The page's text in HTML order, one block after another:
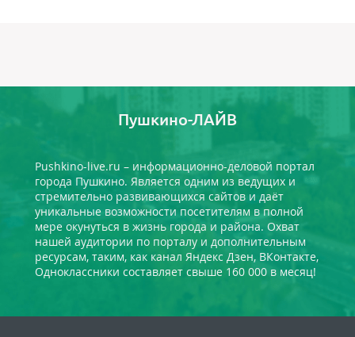
Пушкино-ЛАЙВ
Pushkino-live.ru – информационно-деловой портал
города Пушкино. Является одним из ведущих и
стремительно развивающихся сайтов и даёт
уникальные возможности посетителям в полной
мере окунуться в жизнь города и района. Охват
нашей аудитории по порталу и дополнительным
ресурсам, таким, как канал Яндекс Дзен, ВКонтакте,
Одноклассники составляет свыше 160 000 в месяц!